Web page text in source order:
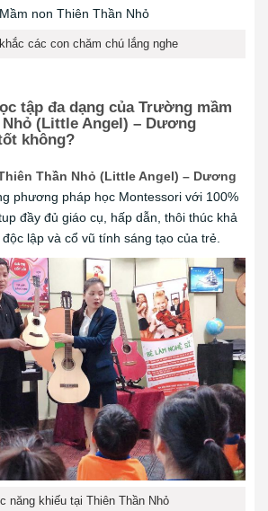
các con chăm chú lắng nghe
tập đa dạng của Trường mầm
Nhỏ (Little Angel) – Dương
không?
Thần Nhỏ (Little Angel) – Dương
phương pháp học Montessori với 100%
đầy đủ giáo cụ, hấp dẫn, thôi thúc khả
lập và cổ vũ tính sáng tạo của trẻ.
năng khiếu tại Thiên Thần Nhỏ